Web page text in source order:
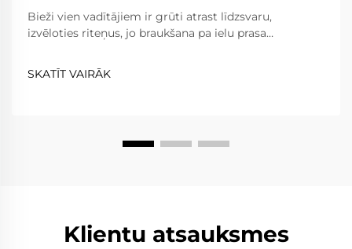
Bieži vien vadītājiem ir grūti atrast līdzsvaru,
izvēloties riteņus, jo braukšana pa ielu prasa
savukārt braukšana pa trasi prasa ārkārtēju vieglumu,
izturību un precizitāti. Kaltie riteņi...
SKATĪT VAIRĀK
Klientu atsauksmes